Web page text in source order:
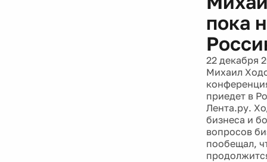
пока
22 декабря
Михаил
приедет в
Лента.ру.
бизнеса и
вопросов
пообещал,